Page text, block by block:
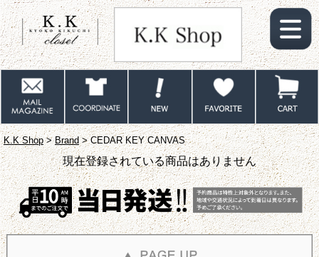
K.K Shop>Brand> CEDAR KEY CANVAS
現在登録されている商品はありません